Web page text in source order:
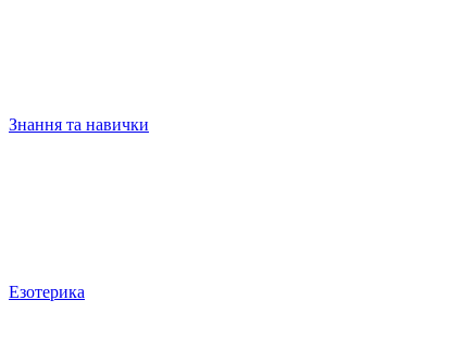
Знання та навички
Езотерика